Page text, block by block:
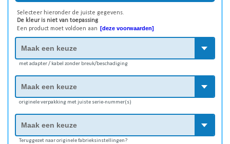
Selecteer hieronder de juiste gegevens.
De kleur is niet van toepassing
Een product moet voldoen aan [deze voorwaarden]
met adapter / kabel zonder breuk/beschadiging
originele verpakking met juiste serie-nummer(s)
Teruggezet naar originele fabrieksinstellingen?